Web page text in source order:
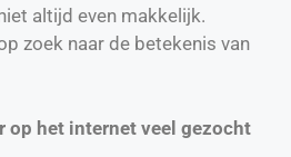
altijd even makkelijk.
zoek naar de betekenis van
op het internet veel gezocht